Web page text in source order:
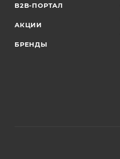
B2B-ПОРТАЛ
АКЦИИ
БРЕНДЫ